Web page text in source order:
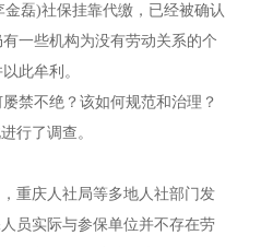
磊)社保挂靠代缴，已经被确认
一些机构为没有劳动关系的个
此牟利。
禁不绝？该如何规范和治理？
行了调查。
重庆人社局等多地人社部门发
员实际与参保单位并不存在劳